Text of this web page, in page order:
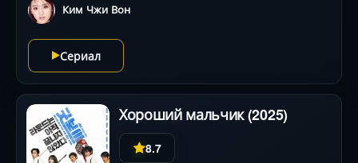
Ким Чжи Вон
Сериал
Хороший мальчик (2025)
8.7